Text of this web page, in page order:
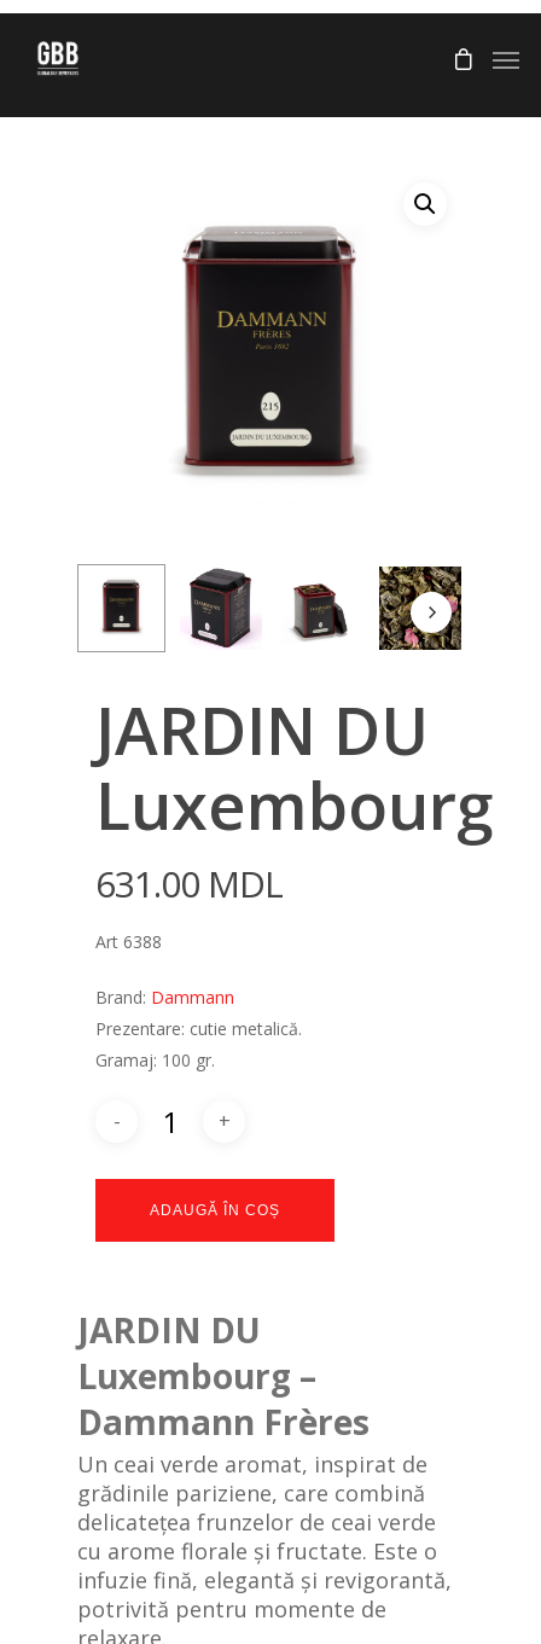
JARDIN DU
Luxembourg
631.00 MDL
Art 6388
Brand: Dammann
Prezentare: cutie metalică.
Gramaj: 100 gr.
ADAUGĂ ÎN COȘ
JARDIN DU
Luxembourg –
Dammann Frères
Un ceai verde aromat, inspirat de
grădinile pariziene, care combină
delicatețea frunzelor de ceai verde
cu arome florale și fructate. Este o
infuzie fină, elegantă și revigorantă,
potrivită pentru momente de
relaxare.